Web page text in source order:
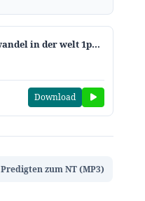
v bibelpredigt unser wandel in der welt 1petrus2 11 25
Download
Predigten zum NT (MP3)